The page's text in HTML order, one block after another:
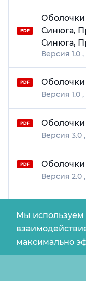
Синюга,
Синюга,
1.0
1.0
3.0
2.0
3.0
Мы
максимально